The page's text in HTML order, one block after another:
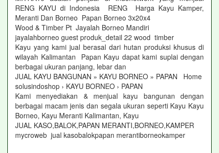
RENG KAYU di Indonesia RENG Harga Kayu Kamper,
Meranti Dan Borneo Papan Borneo 3x20x4
Wood & Timber Pt Jayalah Borneo Mandiri
jayalahborneo guest produk_detail 22 wood timber
Kayu yang kami jual berasal dari hutan produksi khusus di
wilayah Kalimantan Papan Kayu dapat kami suplai dengan
berbagai ukuran panjang, lebar dan
JUAL KAYU BANGUNAN » KAYU BORNEO » PAPAN Home
solusindoshop › KAYU BORNEO › PAPAN
Kami menyediakan & menjual kayu bangunan dengan
berbagai macam jenis dan segala ukuran seperti Kayu Kayu
Borneo, Kayu Meranti Kalimantan, Kayu
JUAL KASO,BALOK,PAPAN MERANTI,BORNEO,KAMPER
mycroweb jual kasobalokpapan merantiborneokamper